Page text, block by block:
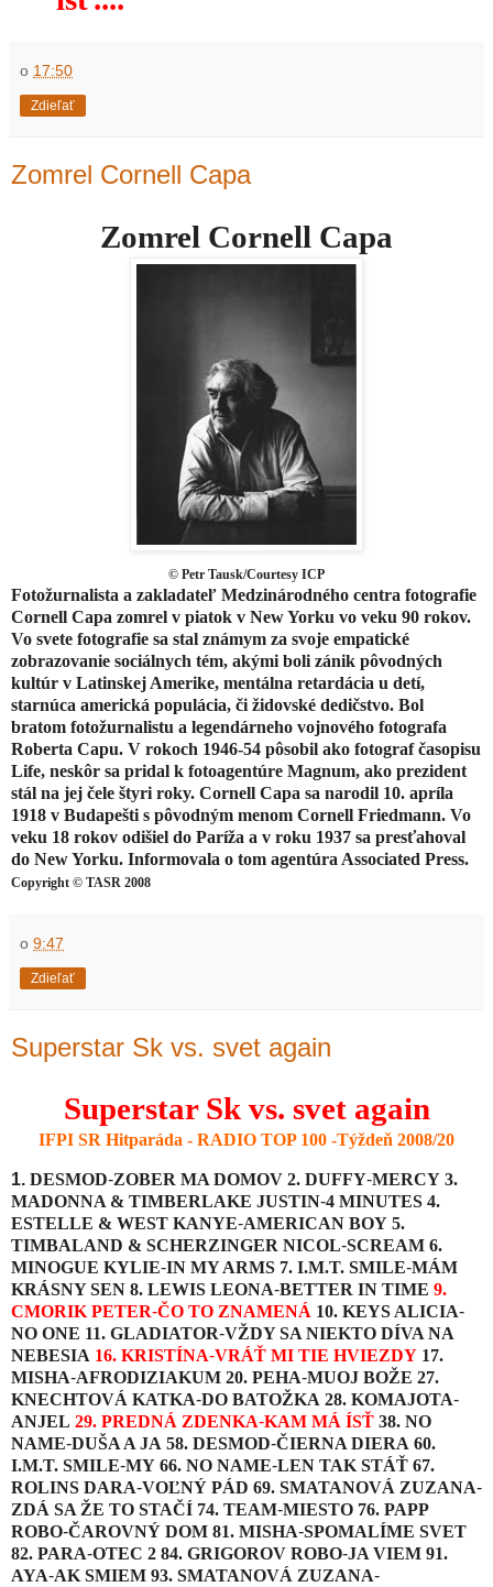
o 17:50
Zdieľať
Zomrel Cornell Capa
Zomrel Cornell Capa
© Petr Tausk/Courtesy ICP
Fotožurnalista a zakladateľ Medzinárodného centra fotografie
Cornell Capa zomrel v piatok v New Yorku vo veku 90 rokov.
Vo svete fotografie sa stal známym za svoje empatické
zobrazovanie sociálnych tém, akými boli zánik pôvodných
kultúr v Latinskej Amerike, mentálna retardácia u detí,
starnúca americká populácia, či židovské dedičstvo. Bol
bratom fotožurnalistu a legendárneho vojnového fotografa
Roberta Capu. V rokoch 1946-54 pôsobil ako fotograf časopisu
Life, neskôr sa pridal k fotoagentúre Magnum, ako prezident
stál na jej čele štyri roky. Cornell Capa sa narodil 10. apríla
1918 v Budapešti s pôvodným menom Cornell Friedmann. Vo
veku 18 rokov odišiel do Paríža a v roku 1937 sa presťahoval
do New Yorku. Informovala o tom agentúra Associated Press.
Copyright © TASR 2008
o 9:47
Zdieľať
Superstar Sk vs. svet again
Superstar Sk vs. svet again
IFPI SR Hitparáda - RADIO TOP 100 -Týždeň 2008/20
1. DESMOD-ZOBER MA DOMOV 2. DUFFY-MERCY 3.
MADONNA & TIMBERLAKE JUSTIN-4 MINUTES 4.
ESTELLE & WEST KANYE-AMERICAN BOY 5.
TIMBALAND & SCHERZINGER NICOL-SCREAM 6.
MINOGUE KYLIE-IN MY ARMS 7. I.M.T. SMILE-MÁM
KRÁSNY SEN 8. LEWIS LEONA-BETTER IN TIME 9.
CMORIK PETER-ČO TO ZNAMENÁ 10. KEYS ALICIA-
NO ONE 11. GLADIATOR-VŽDY SA NIEKTO DÍVA NA
NEBESIA 16. KRISTÍNA-VRÁŤ MI TIE HVIEZDY 17.
MISHA-AFRODIZIAKUM 20. PEHA-MUOJ BOŽE 27.
KNECHTOVÁ KATKA-DO BATOŽKA 28. KOMAJOTA-
ANJEL 29. PREDNÁ ZDENKA-KAM MÁ ÍSŤ 38. NO
NAME-DUŠA A JA 58. DESMOD-ČIERNA DIERA 60.
I.M.T. SMILE-MY 66. NO NAME-LEN TAK STÁŤ 67.
ROLINS DARA-VOĽNÝ PÁD 69. SMATANOVÁ ZUZANA-
ZDÁ SA ŽE TO STAČÍ 74. TEAM-MIESTO 76. PAPP
ROBO-ČAROVNÝ DOM 81. MISHA-SPOMALÍME SVET
82. PARA-OTEC 2 84. GRIGOROV ROBO-JA VIEM 91.
AYA-AK SMIEM 93. SMATANOVÁ ZUZANA-